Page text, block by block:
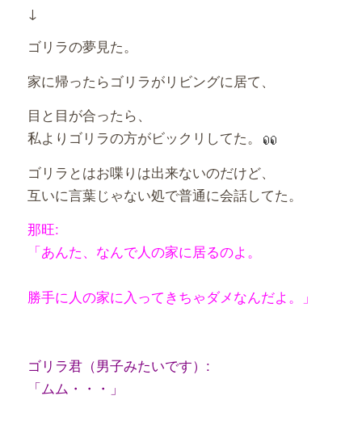
↓
ゴリラの夢見た。
家に帰ったらゴリラがリビングに居て、
目と目が合ったら、
私よりゴリラの方がビックリしてた。
ゴリラとはお喋りは出来ないのだけど、
互いに言葉じゃない処で普通に会話してた。
那旺:
「あんた、なんで人の家に居るのよ。
勝手に人の家に入ってきちゃダメなんだよ。」
ゴリラ君（男子みたいです）:
「ムム・・・」